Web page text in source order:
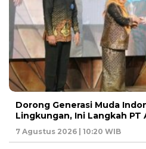
Dorong Generasi Muda
Lingkungan, Ini Langkah
7 Agustus 2026 | 10:20 WIB